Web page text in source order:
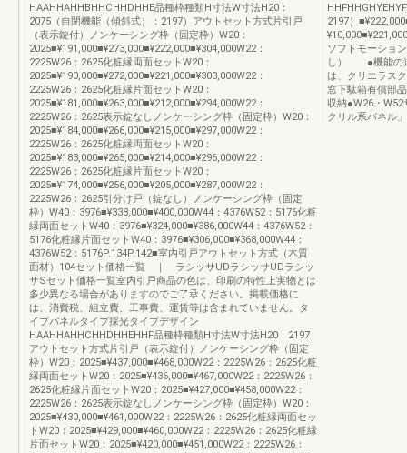
HAAHHAHHBHHCHHDHHE品種枠種類H寸法W寸法H20：
2075（自閉機能（傾斜式）：2197）アウトセット方式片引戸
（表示錠付）ノンケーシング枠（固定枠）W20：
2025■¥191,000■¥273,000■¥222,000■¥304,000W22：
2225W26：2625化粧縁両面セットW20：
2025■¥190,000■¥272,000■¥221,000■¥303,000W22：
2225W26：2625化粧縁片面セットW20：
2025■¥181,000■¥263,000■¥212,000■¥294,000W22：
2225W26：2625表示錠なしノンケーシング枠（固定枠）W20：
2025■¥184,000■¥266,000■¥215,000■¥297,000W22：
2225W26：2625化粧縁両面セットW20：
2025■¥183,000■¥265,000■¥214,000■¥296,000W22：
2225W26：2625化粧縁片面セットW20：
2025■¥174,000■¥256,000■¥205,000■¥287,000W22：
2225W26：2625引分け戸（錠なし）ノンケーシング枠（固定
枠）W40：3976■¥338,000■¥400,000W44：4376W52：5176化粧
縁両面セットW40：3976■¥324,000■¥386,000W44：4376W52：
5176化粧縁片面セットW40：3976■¥306,000■¥368,000W44：
4376W52：5176P.134P.142■室内引戸アウトセット方式（木質
面材）104セット価格一覧 ｜ ラシッサUDラシッサUDラシッ
サSセット価格一覧室内引戸商品の色は、印刷の特性上実物とは
多少異なる場合がありますのでご了承ください。掲載価格に
は、消費税、組立費、工事費、運賃等は含まれていません。タ
イプパネルタイプ採光タイプデザイン
HAAHHAHHCHHDHHEHHF品種枠種類H寸法W寸法H20：2197
アウトセット方式片引戸（表示錠付）ノンケーシング枠（固定
枠）W20：2025■¥437,000■¥468,000W22：2225W26：2625化粧
縁両面セットW20：2025■¥436,000■¥467,000W22：2225W26：
2625化粧縁片面セットW20：2025■¥427,000■¥458,000W22：
2225W26：2625表示錠なしノンケーシング枠（固定枠）W20：
2025■¥430,000■¥461,000W22：2225W26：2625化粧縁両面セッ
トW20：2025■¥429,000■¥460,000W22：2225W26：2625化粧縁
片面セットW20：2025■¥420,000■¥451,000W22：2225W26：
2197）
ソフトモーショ
し） ●機能の違
は、クリエラス
窓下駄箱有償部
収納●W26・W52
クリル系パネル